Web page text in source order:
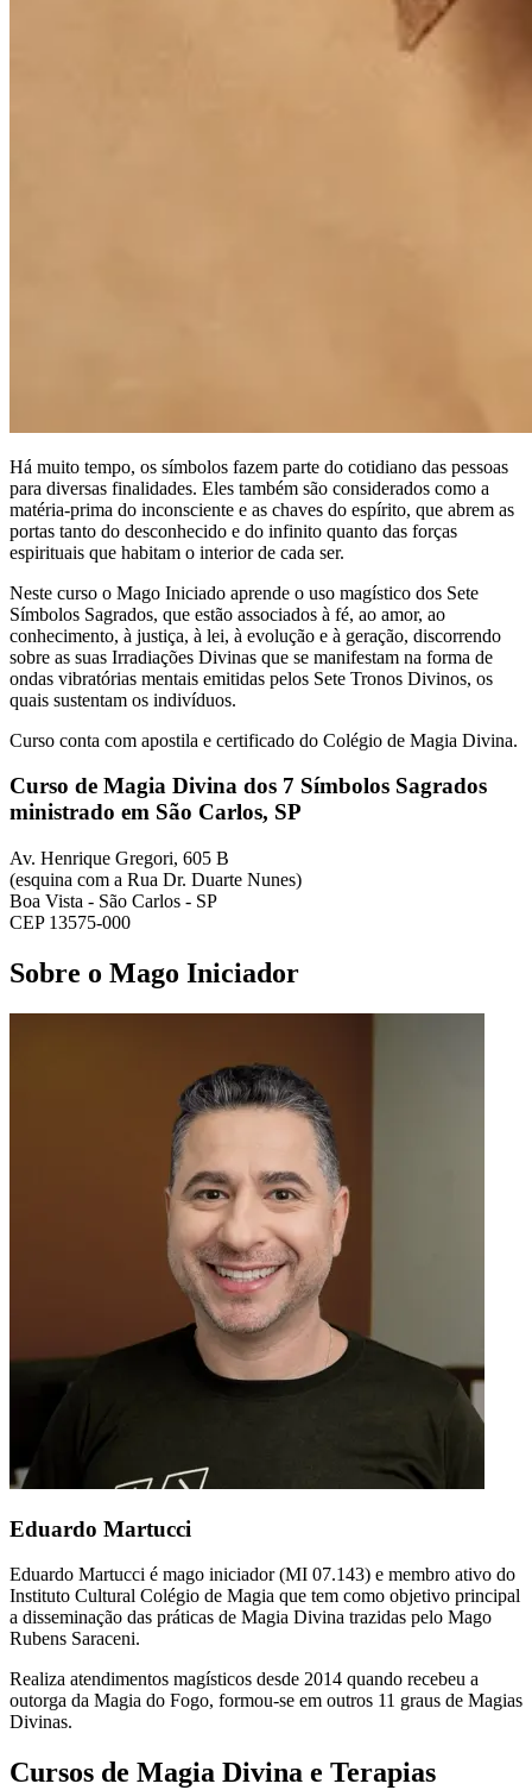
Há muito tempo, os símbolos fazem parte do cotidiano das pessoas
para diversas finalidades. Eles também são considerados como a
matéria-prima do inconsciente e as chaves do espírito, que abrem as
portas tanto do desconhecido e do infinito quanto das forças
espirituais que habitam o interior de cada ser.
Neste curso o Mago Iniciado aprende o uso magístico dos Sete
Símbolos Sagrados, que estão associados à fé, ao amor, ao
conhecimento, à justiça, à lei, à evolução e à geração, discorrendo
sobre as suas Irradiações Divinas que se manifestam na forma de
ondas vibratórias mentais emitidas pelos Sete Tronos Divinos, os
quais sustentam os indivíduos.
Curso conta com apostila e certificado do Colégio de Magia Divina.
Curso de Magia Divina dos 7 Símbolos Sagrados
ministrado em São Carlos, SP
Av. Henrique Gregori, 605 B
(esquina com a Rua Dr. Duarte Nunes)
Boa Vista - São Carlos - SP
CEP 13575-000
Sobre o Mago Iniciador
Eduardo Martucci
Eduardo Martucci é mago iniciador (MI 07.143) e membro ativo do
Instituto Cultural Colégio de Magia que tem como objetivo principal
a disseminação das práticas de Magia Divina trazidas pelo Mago
Rubens Saraceni.
Realiza atendimentos magísticos desde 2014 quando recebeu a
outorga da Magia do Fogo, formou-se em outros 11 graus de Magias
Divinas.
Cursos de Magia Divina e Terapias